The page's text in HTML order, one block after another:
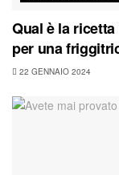
Qual è la
per una
22 GENNAIO 2024